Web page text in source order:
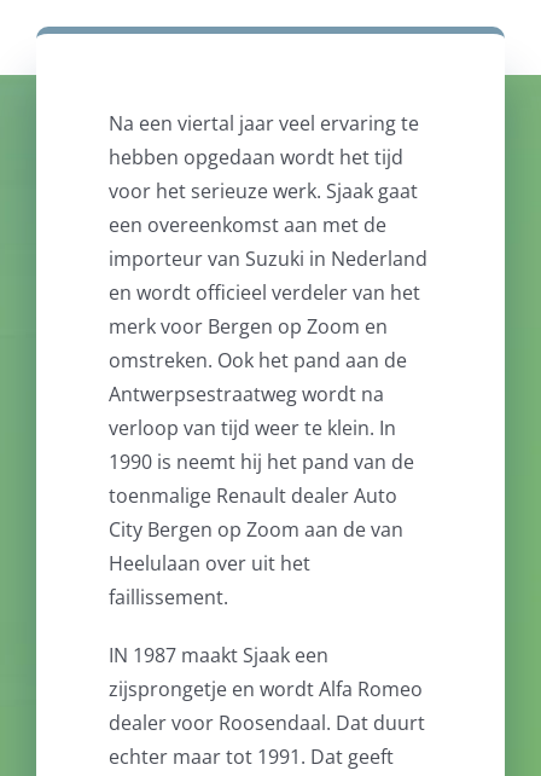
Na een viertal jaar veel ervaring te
hebben opgedaan wordt het tijd
voor het serieuze werk. Sjaak gaat
een overeenkomst aan met de
importeur van Suzuki in Nederland
en wordt officieel verdeler van het
merk voor Bergen op Zoom en
omstreken. Ook het pand aan de
Antwerpsestraatweg wordt na
verloop van tijd weer te klein. In
1990 is neemt hij het pand van de
toenmalige Renault dealer Auto
City Bergen op Zoom aan de van
Heelulaan over uit het
faillissement.
IN 1987 maakt Sjaak een
zijsprongetje en wordt Alfa Romeo
dealer voor Roosendaal. Dat duurt
echter maar tot 1991. Dat geeft